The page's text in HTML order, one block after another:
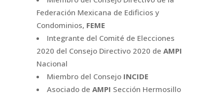
Federación Mexicana de Edificios y
Condominios, FEME
Integrante del Comité de Elecciones
2020 del Consejo Directivo 2020 de AMPI
Nacional
Miembro del Consejo INCIDE
Asociado de AMPI Sección Hermosillo